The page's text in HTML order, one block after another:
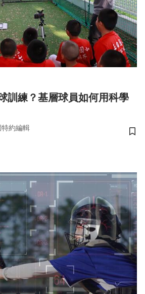
訓練？基層球員如何用科學
約編輯
儲